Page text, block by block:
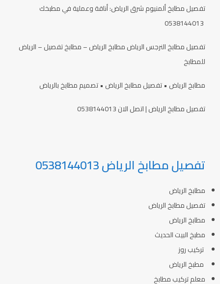
تفصيل مطابخ ألمنيوم شرق الرياض: أناقة وعملية في مطبخك
تفصيل مطابخ النرجس الرياض مطابخ الرياض – مطابخ تفصيل – الرياض
للمطابخ
مطابخ الرياض • تفصيل مطابخ الرياض • تصميم مطابخ بالرياض
تفصيل مطابخ الرياض | اتصل الان 0538144013
تفصيل مطابخ الرياض 0538144013
مطابخ الرياض
تفصيل مطابخ الرياض
مطابخ الرياض
مطبخ البيت الحديث
تركيب روز
مطبخ الرياض
معلم تركيب مطابخ